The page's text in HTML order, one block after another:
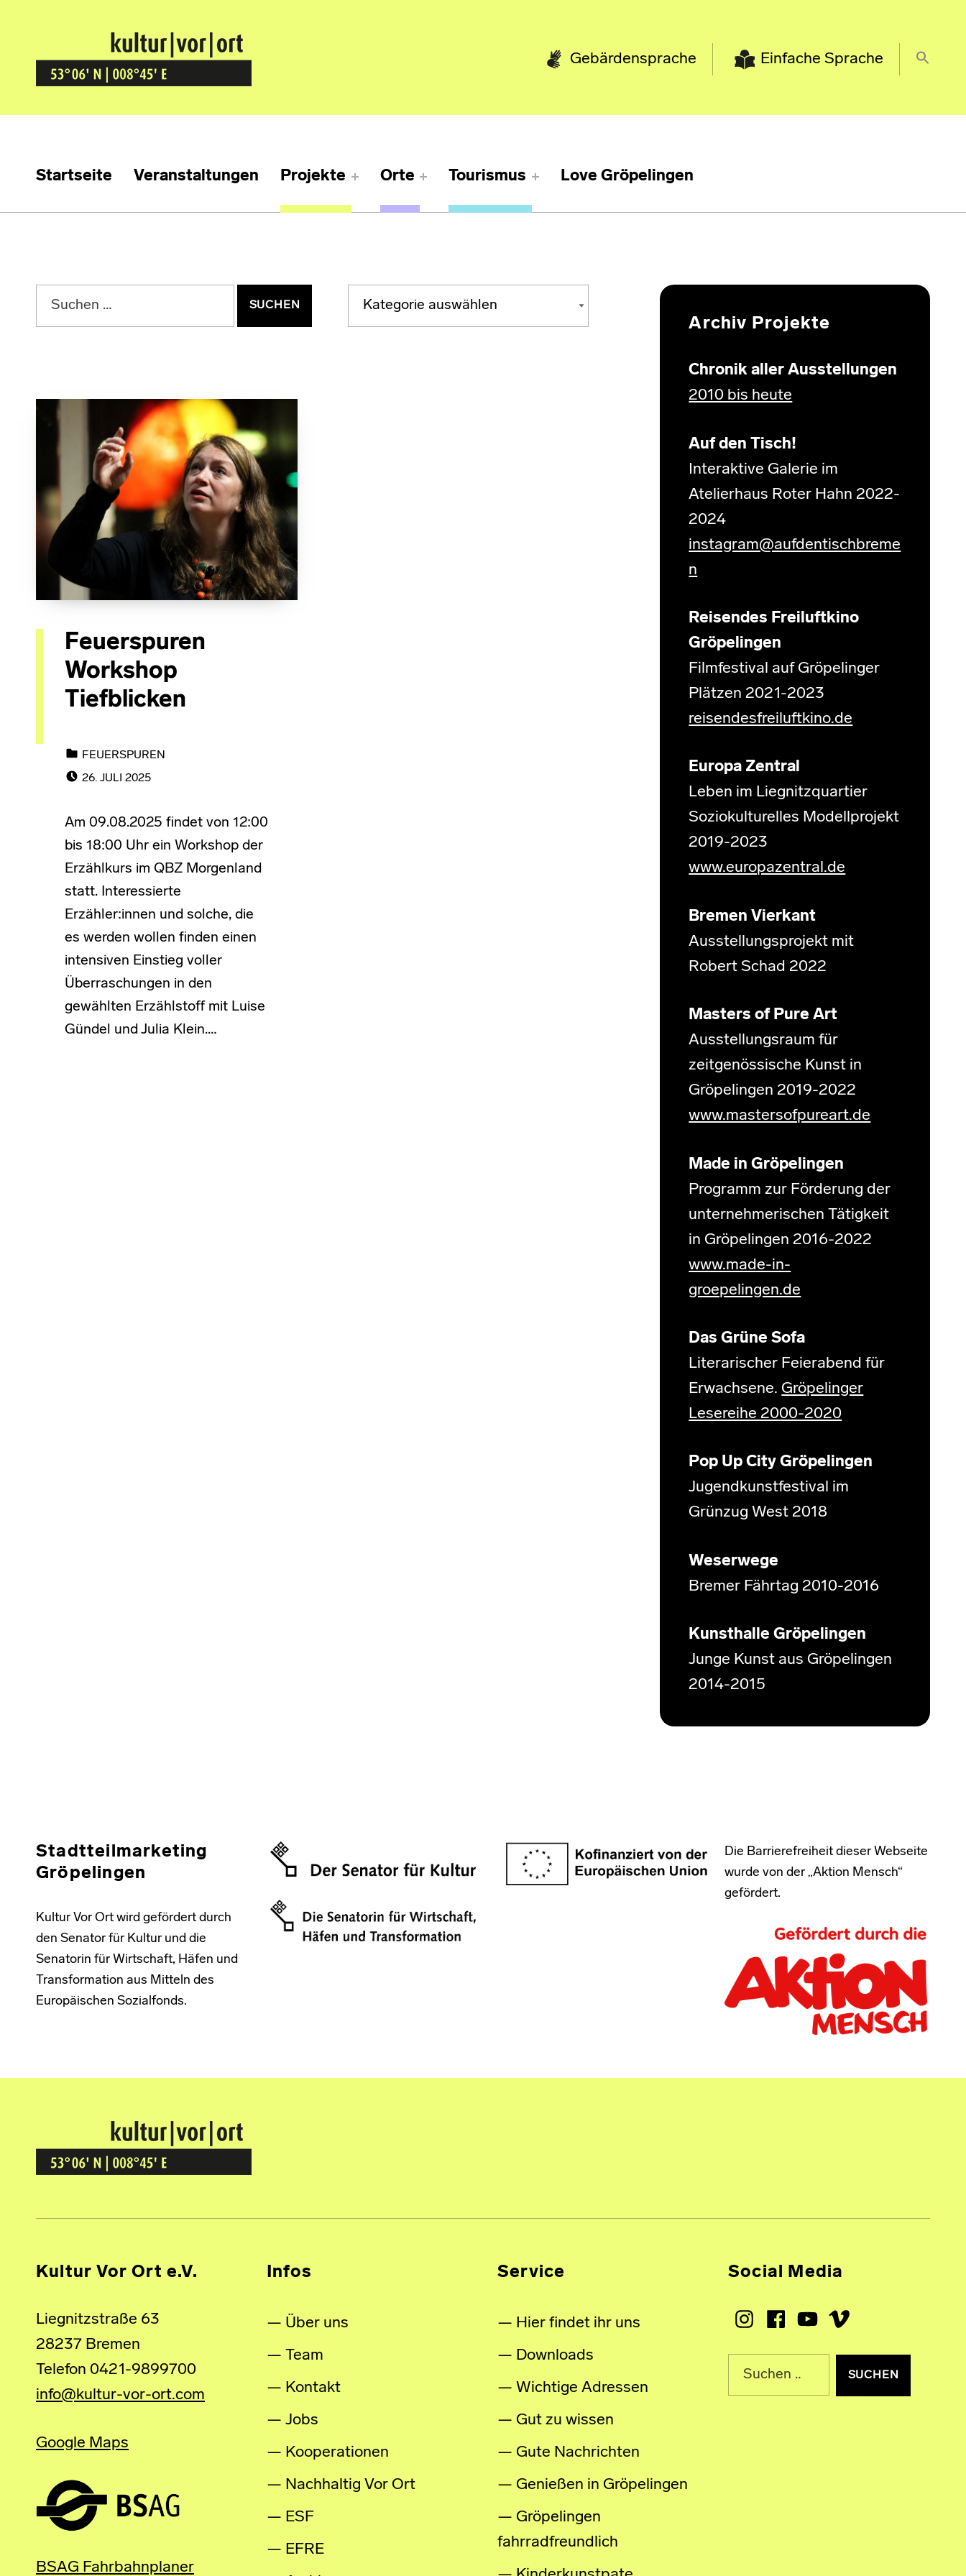
Kultur Vor Ort
BREMEN GRÖPELINGEN Gebärdensprache Einfache Sprache
Startseite Veranstaltungen Projekte Orte Tourismus Love Gröpelingen
Suchen nach:
KATEGORIEN
Kategorien
Feuerspuren
Workshop
Tiefblicken
FEUERSPUREN
26. JULI 2025
Am 09.08.2025 findet von 12:00
bis 18:00 Uhr ein Workshop der
Erzählkurs im QBZ Morgenland
statt. Interessierte
Erzähler:innen und solche, die
es werden wollen finden einen
intensiven Einstieg voller
Überraschungen in den
gewählten Erzählstoff mit Luise
Gündel und Julia Klein.…
Archiv Projekte
Chronik aller Ausstellungen
2010 bis heute
Auf den Tisch!
Interaktive Galerie im
Atelierhaus Roter Hahn 2022-
2024
instagram@aufdentischbreme
n
Reisendes Freiluftkino
Gröpelingen
Filmfestival auf Gröpelinger
Plätzen 2021-2023
reisendesfreiluftkino.de
Europa Zentral
Leben im Liegnitzquartier
Soziokulturelles Modellprojekt
2019-2023
www.europazentral.de
Bremen Vierkant
Ausstellungsprojekt mit
Robert Schad 2022
Masters of Pure Art
Ausstellungsraum für
zeitgenössische Kunst in
Gröpelingen 2019-2022
www.mastersofpureart.de
Made in Gröpelingen
Programm zur Förderung der
unternehmerischen Tätigkeit
in Gröpelingen 2016-2022
www.made-in-
groepelingen.de
Das Grüne Sofa
Literarischer Feierabend für
Erwachsene. Gröpelinger
Lesereihe 2000-2020
Pop Up City Gröpelingen
Jugendkunstfestival im
Grünzug West 2018
Weserwege
Bremer Fährtag 2010-2016
Kunsthalle Gröpelingen
Junge Kunst aus Gröpelingen
2014-2015
Stadtteilmarketing
Gröpelingen
Kultur Vor Ort wird gefördert durch
den Senator für Kultur und die
Senatorin für Wirtschaft, Häfen und
Transformation aus Mitteln des
Europäischen Sozialfonds.
Die Barrierefreiheit dieser Webseite
wurde von der „Aktion Mensch“
gefördert.
Kultur Vor Ort
BREMEN GRÖPELINGEN
Kultur Vor Ort e.V.
Liegnitzstraße 63
28237 Bremen
Telefon 0421-9899700
info@kultur-vor-ort.com
Google Maps
BSAG Fahrbahnplaner
Infos
Über uns
Team
Kontakt
Jobs
Kooperationen
Nachhaltig Vor Ort
ESF
EFRE
Service
Hier findet ihr uns
Downloads
Wichtige Adressen
Gut zu wissen
Gute Nachrichten
Genießen in Gröpelingen
Gröpelingen
fahrradfreundlich
Social Media
InstagramFacebookYoutubeVimeo
Suche nach: